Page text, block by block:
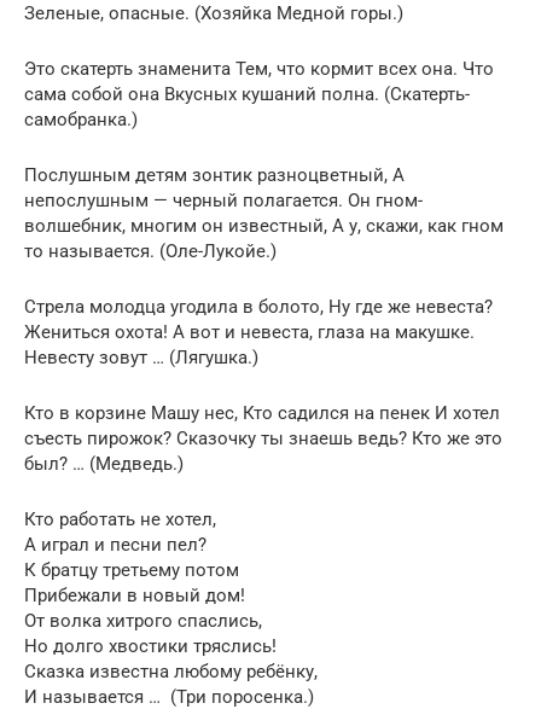
Зеленые, опасные. (Хозяйка Медной горы.)
Это скатерть знаменита Тем, что кормит всех она. Что
сама собой она Вкусных кушаний полна. (Скатерть-
самобранка.)
Послушным детям зонтик разноцветный, А
непослушным — черный полагается. Он гном-
волшебник, многим он известный, А у, скажи, как гном
то называется. (Оле-Лукойе.)
Стрела молодца угодила в болото, Ну где же невеста?
Жениться охота! А вот и невеста, глаза на макушке.
Невесту зовут … (Лягушка.)
Кто в корзине Машу нес, Кто садился на пенек И хотел
съесть пирожок? Сказочку ты знаешь ведь? Кто же это
был? … (Медведь.)
Кто работать не хотел,
А играл и песни пел?
К братцу третьему потом
Прибежали в новый дом!
От волка хитрого спаслись,
Но долго хвостики тряслись!
Сказка известна любому ребёнку,
И называется … (Три поросенка.)